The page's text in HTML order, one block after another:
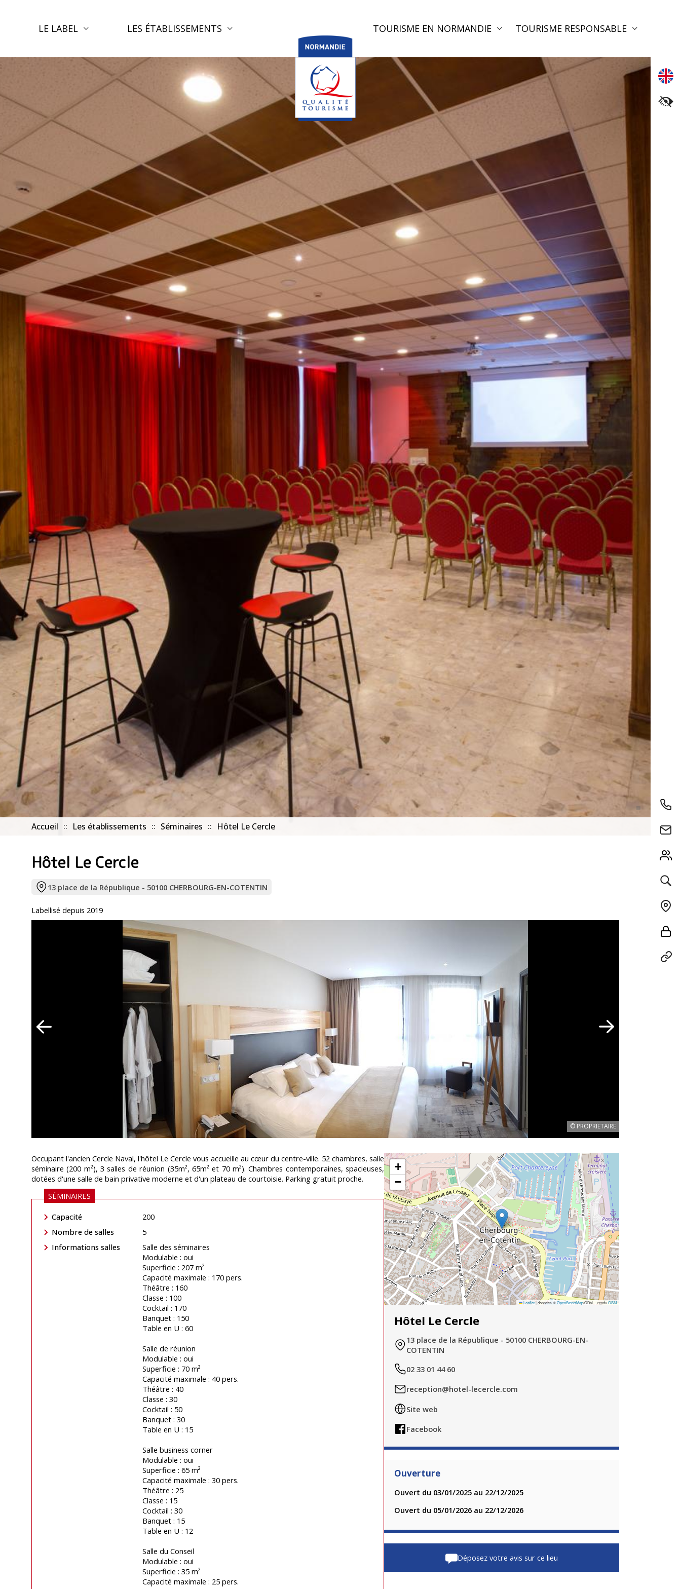
LE LABEL LES ÉTABLISSEMENTS TOURISME EN NORMANDIE TOURISME RESPONSABLE
Accueil Les établissements Séminaires Hôtel Le Cercle
Hôtel Le Cercle
13 place de la République - 50100 CHERBOURG-EN-COTENTIN
Labellisé depuis 2019
© PROPRIETAIRE
Occupant l'ancien Cercle Naval, l'hôtel Le Cercle vous accueille au cœur du centre-ville. 52 chambres, salle
séminaire (200 m²), 3 salles de réunion (35m², 65m² et 70 m²). Chambres contemporaines, spacieuses,
dotées d'une salle de bain privative moderne et d'un plateau de courtoisie. Parking gratuit proche.
SÉMINAIRES
Capacité
200
Nombre de salles
5
Informations salles
Salle des séminaires
Modulable : oui
Superficie : 207 m²
Capacité maximale : 170 pers.
Théâtre : 160
Classe : 100
Cocktail : 170
Banquet : 150
Table en U : 60
Salle de réunion
Modulable : oui
Superficie : 70 m²
Capacité maximale : 40 pers.
Théâtre : 40
Classe : 30
Cocktail : 50
Banquet : 30
Table en U : 15
Salle business corner
Modulable : oui
Superficie : 65 m²
Capacité maximale : 30 pers.
Théâtre : 25
Classe : 15
Cocktail : 30
Banquet : 15
Table en U : 12
Salle du Conseil
Modulable : oui
Superficie : 35 m²
Capacité maximale : 25 pers.
+
−
Leaflet|données ©OpenStreetMap/ODbL - renduOSM
Hôtel Le Cercle
13 place de la République - 50100 CHERBOURG-EN-
COTENTIN
02 33 01 44 60
reception@hotel-lecercle.com
Site web
Facebook
Ouverture
Ouvert du 03/01/2025 au 22/12/2025
Ouvert du 05/01/2026 au 22/12/2026
Déposez votre avis sur ce lieu